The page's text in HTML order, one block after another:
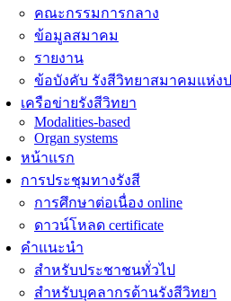
คณะกรรมการกลาง
ข้อมูลสมาคม
รายงาน
ข้อบังคับ รังสีวิทยาสมาคมแห่งป
เครือข่ายรังสีวิทยา
Modalities-based
Organ systems
หน้าแรก
การประชุมทางรังสี
การศึกษาต่อเนื่อง online
ดาวน์โหลด certificate
คำแนะนำ
สำหรับประชาชนทั่วไป
สำหรับบุคลากรด้านรังสีวิทยา